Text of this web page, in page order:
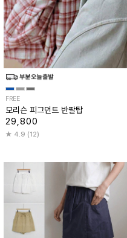
FREE
모리슨 피그먼트 반팔탑
29,800
4.9 (12)